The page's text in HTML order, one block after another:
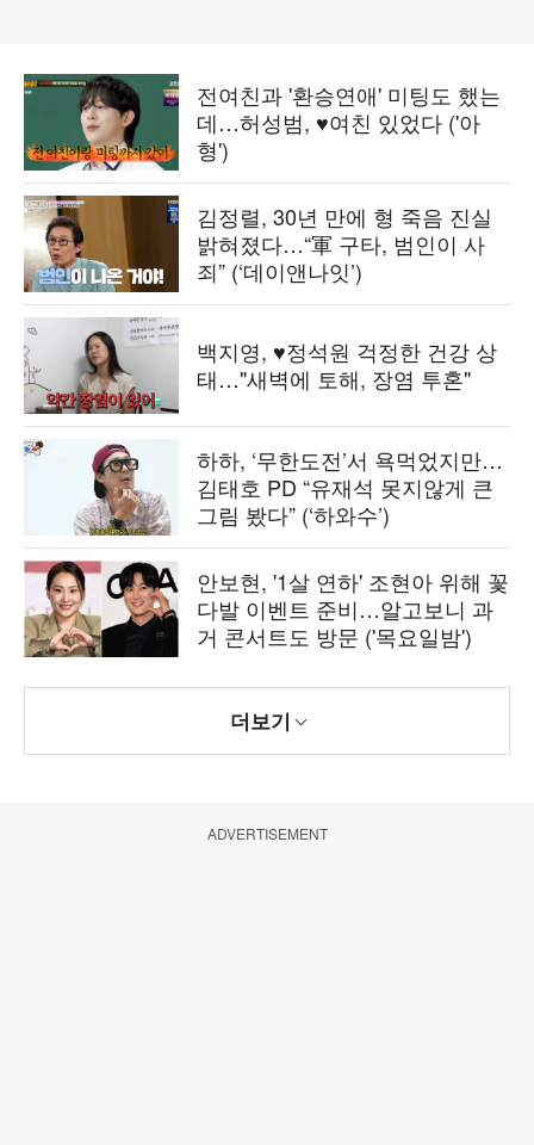
전여친과 '환승연애' 미팅도 했는
데…허성범, ♥여친 있었다 ('아
형')
김정렬, 30년 만에 형 죽음 진실
밝혀졌다…“軍 구타, 범인이 사
죄” (‘데이앤나잇’)
백지영, ♥정석원 걱정한 건강 상
태…"새벽에 토해, 장염 투혼"
하하, ‘무한도전’서 욕먹었지만…
김태호 PD “유재석 못지않게 큰
그림 봤다” (‘하와수’)
안보현, '1살 연하' 조현아 위해 꽃
다발 이벤트 준비…알고보니 과
거 콘서트도 방문 ('목요일밤')
더보기
ADVERTISEMENT